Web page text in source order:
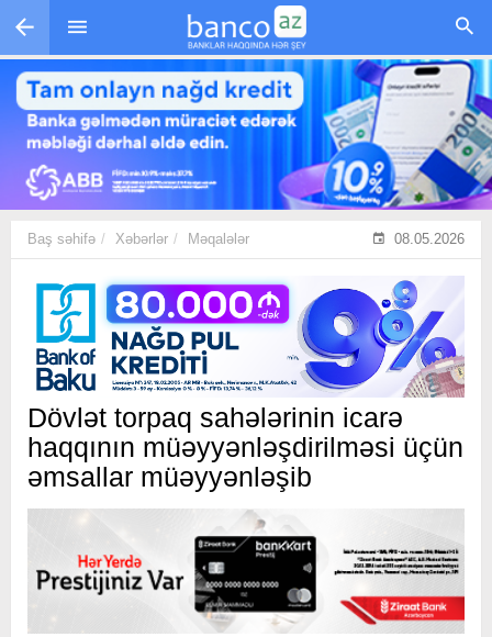
Skip to main content
Baş səhifə Xəbərlər Məqalələr 08.05.2026
Dövlət torpaq sahələrinin icarə
haqqının müəyyənləşdirilməsi üçün
əmsallar müəyyənləşib